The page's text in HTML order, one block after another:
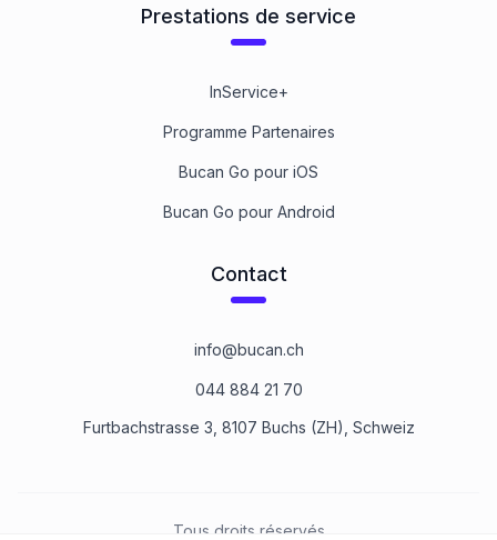
Prestations de service
InService+
Programme Partenaires
Bucan Go pour iOS
Bucan Go pour Android
Contact
info@bucan.ch
044 884 21 70
Furtbachstrasse 3, 8107 Buchs (ZH), Schweiz
Tous droits réservés